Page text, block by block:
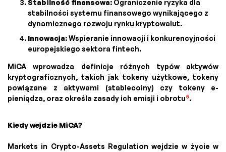
Stabilność finansowa: Ograniczenie ryzyka dla
stabilności systemu finansowego wynikającego z
dynamicznego rozwoju rynku kryptowalut.
Innowacja: Wspieranie innowacji i konkurencyjności
europejskiego sektora fintech.
MiCA wprowadza definicje różnych typów aktywów
kryptograficznych, takich jak tokeny użytkowe, tokeny
powiązane z aktywami (stablecoiny) czy tokeny e-
pieniądza, oraz określa zasady ich emisji i obrotu5.
Kiedy wejdzie MiCA?
Markets in Crypto-Assets Regulation wejdzie w życie w